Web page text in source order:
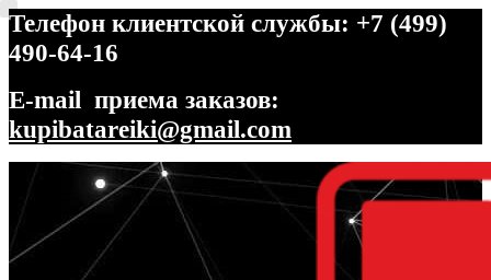
Телефон клиентской службы: +7 (499)
490-64-16
E-mail приема заказов:
kupibatareiki@gmail.com
Перейти
навигации
Перейти
содержимому